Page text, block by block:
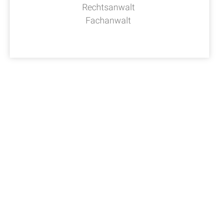
Rechtsanwalt
Fachanwalt